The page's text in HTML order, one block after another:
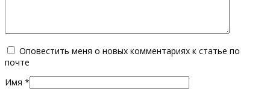
Оповестить меня о новых комментариях к статье по
почте
Имя *